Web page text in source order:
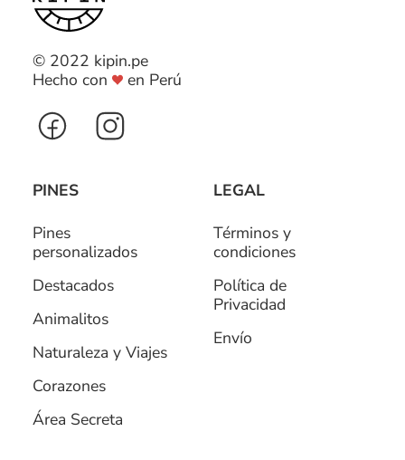
© 2022 kipin.pe
Hecho con
en Perú
PINES
Pines
personalizados
Destacados
Animalitos
Naturaleza y Viajes
Corazones
Área Secreta
LEGAL
Términos y
condiciones
Política de
Privacidad
Envío